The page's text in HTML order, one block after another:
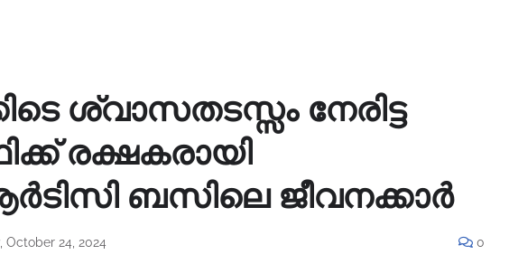
ശ്വാസതടസ്സം നേരിട്ട
രക്ഷകരായി
ബസിലെ ജീവനക്കാർ
October 24, 2024 0